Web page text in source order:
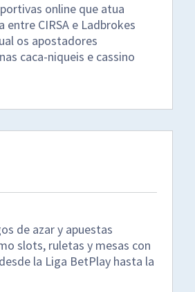
online que atua
CIRSA e Ladbrokes
os apostadores
caca-niqueis e cassino
de azar y apuestas
slots, ruletas y mesas con
la Liga BetPlay hasta la